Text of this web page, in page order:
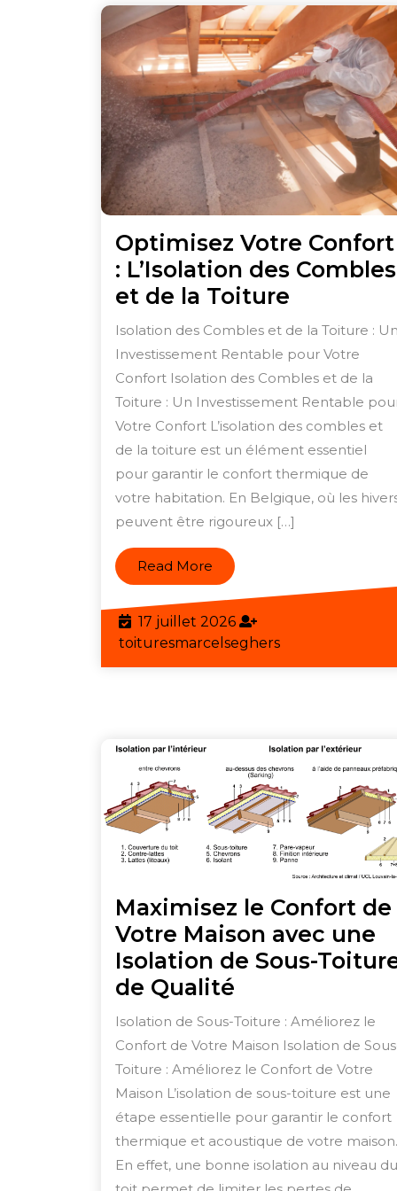
Optimisez Votre Confort
: L’Isolation des Combles
et de la Toiture
Votre
Confort
:
des
Combles
et
de
la
Isolation des Combles et de la Toiture : Un
Investissement Rentable pour Votre
Confort Isolation des Combles et de la
Toiture : Un Investissement Rentable
Votre Confort L’isolation des combles et
de la toiture est un élément essentiel
pour garantir le confort thermique de
votre habitation. En Belgique, où les
peuvent être rigoureux […]
Read More Read
More
17 juillet 202617
juillet
2026
toituresmarcelseghers
Maximisez le Confort de
Votre Maison avec une
Isolation de Sous-
de Qualité
le
Confort
de
Votre
Maison
avec
une
Isolation de Sous-Toiture : Améliorez le
Confort de Votre Maison Isolation de
Toiture : Améliorez le Confort de Votre
Maison L’isolation de sous-toiture est une
étape essentielle pour garantir le confort
thermique et acoustique de votre maison.
En effet, une bonne isolation au niveau du